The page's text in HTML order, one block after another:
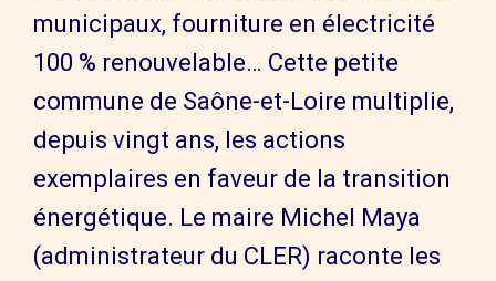
municipaux, fourniture en électricité
100 % renouvelable… Cette petite
commune de Saône-et-Loire multiplie,
depuis vingt ans, les actions
exemplaires en faveur de la transition
énergétique. Le maire Michel Maya
(administrateur du CLER) raconte les